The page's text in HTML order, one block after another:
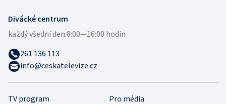
TV program
Pro média
Divácké centrum
každý všední den:8:00—16:00 hodin
261 136 113
info@ceskatelevize.cz